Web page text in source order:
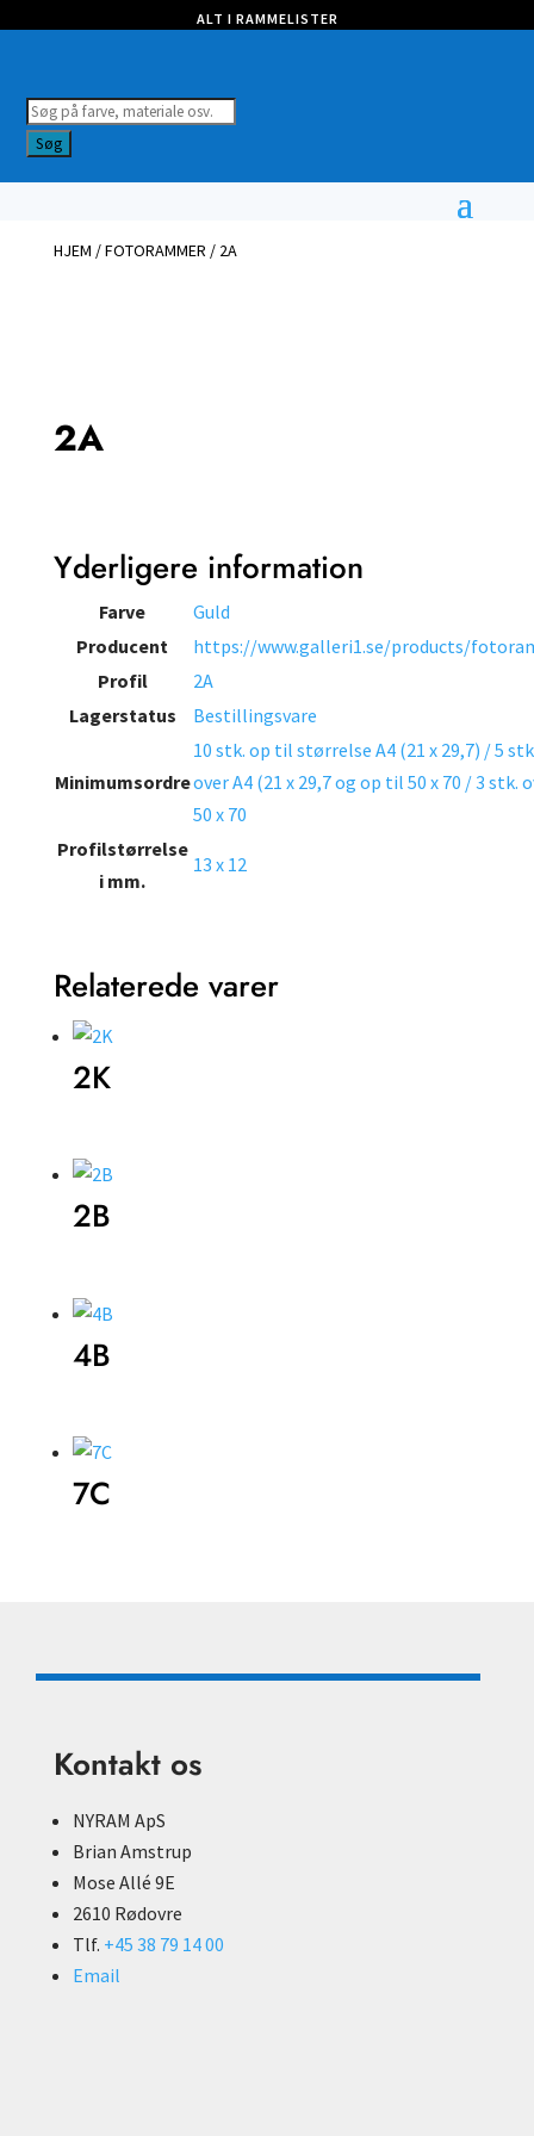
ALT I RAMMELISTER
Products
search
Søg
HJEM /FOTORAMMER / 2A
2A
Yderligere information
Farve
Guld
Producent
https://www.galleri1.se/products/
Profil
2A
Lagerstatus
Bestillingsvare
Minimumsordre
10 stk. op til størrelse A4 (21 x 29,7) / 5
over A4 (21 x 29,7 og op til 50 x 70 / 3 stk.
50 x 70
Profilstørrelse
i mm.
13 x 12
Relaterede varer
2K
2B
4B
7C
Kontakt os
NYRAM ApS
Brian Amstrup
Mose Allé 9E
2610 Rødovre
Tlf. +45 38 79 14 00
Email